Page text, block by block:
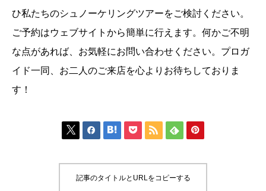
ひ私たちのシュノーケリングツアーをご検討ください。
ご予約はウェブサイトから簡単に行えます。何かご不明
な点があれば、お気軽にお問い合わせください。プロガ
イド一同、お二人のご来店を心よりお待ちしておりま
す！
      
記事のタイトルとURLをコピーする